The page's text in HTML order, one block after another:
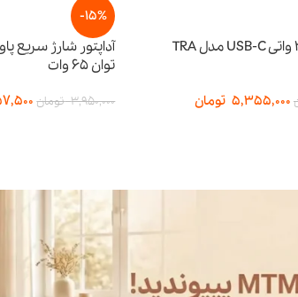
آداپتور شارژ سریع پاورولوژی مدل Lunex با
3,950,000
3,357,500 تومان